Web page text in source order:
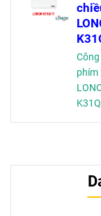
Công
phím